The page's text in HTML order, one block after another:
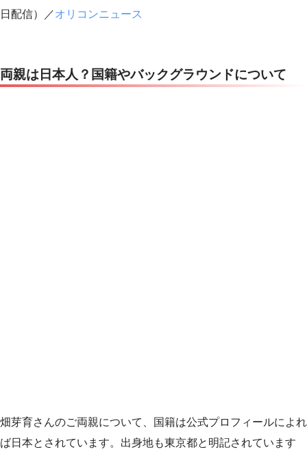
日配信）／オリコンニュース
両親は日本人？国籍やバックグラウンドについて
畑芽育さんのご両親について、国籍は公式プロフィールによれ
ば日本とされています。出身地も東京都と明記されています